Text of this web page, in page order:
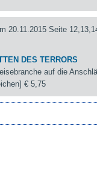
20.11.2015 Seite
DES TERRORS
auf die
€ 5,75